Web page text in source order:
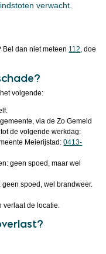
verwacht.
Bel dan niet meteen 112, doe
volgende:
via de Zo Gemeld
de volgende werkdag:
Meierijstad:0413-
geen spoed, maar wel
spoed, wel brandweer.
verlaat de locatie.